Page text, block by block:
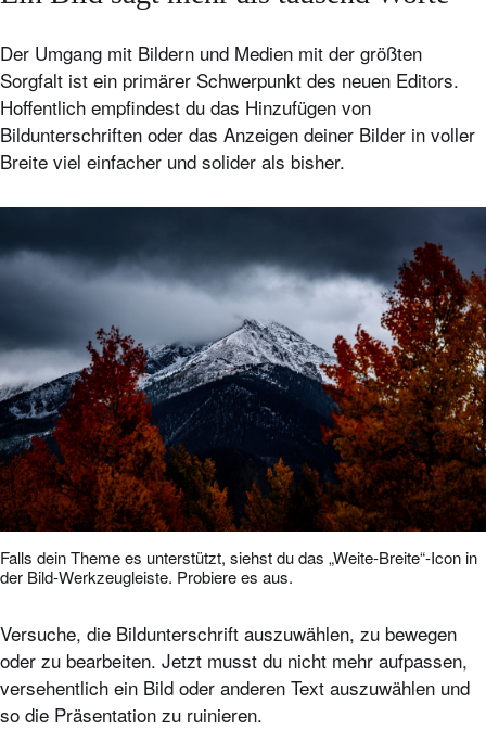
Der Umgang mit Bildern und Medien mit der größten
Sorgfalt ist ein primärer Schwerpunkt des neuen Editors.
Hoffentlich empfindest du das Hinzufügen von
Bildunterschriften oder das Anzeigen deiner Bilder in voller
Breite viel einfacher und solider als bisher.
Falls dein Theme es unterstützt, siehst du das „Weite-Breite“-Icon in
der Bild-Werkzeugleiste. Probiere es aus.
Versuche, die Bildunterschrift auszuwählen, zu bewegen
oder zu bearbeiten. Jetzt musst du nicht mehr aufpassen,
versehentlich ein Bild oder anderen Text auszuwählen und
so die Präsentation zu ruinieren.